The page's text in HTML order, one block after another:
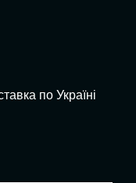
по Україні